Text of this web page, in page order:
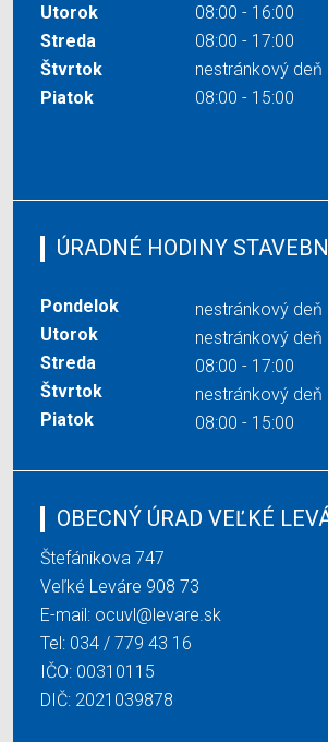
Utorok
08:00 - 16:00
Streda
08:00 - 17:00
Štvrtok
nestránkový deň
Piatok
08:00 - 15:00
ÚRADNÉ HODINY
Pondelok
nestránkový deň
Utorok
nestránkový deň
Streda
08:00 - 17:00
Štvrtok
nestránkový deň
Piatok
08:00 - 15:00
OBECNÝ ÚRAD VEĽKÉ
Štefánikova 747
Veľké Leváre 908 73
E-mail: ocuvl@levare.sk
Tel: 034 / 779 43 16
IČO: 00310115
DIČ: 2021039878